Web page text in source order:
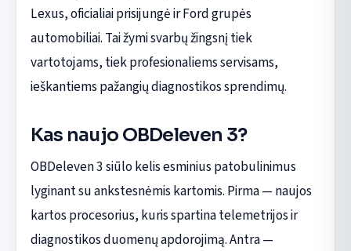
Lexus, oficialiai prisijungė ir Ford grupės
automobiliai. Tai žymi svarbų žingsnį tiek
vartotojams, tiek profesionaliems servisams,
ieškantiems pažangių diagnostikos sprendimų.
Kas naujo OBDeleven 3?
OBDeleven 3 siūlo kelis esminius patobulinimus
lyginant su ankstesnėmis kartomis. Pirma — naujos
kartos procesorius, kuris spartina telemetrijos ir
diagnostikos duomenų apdorojimą. Antra —